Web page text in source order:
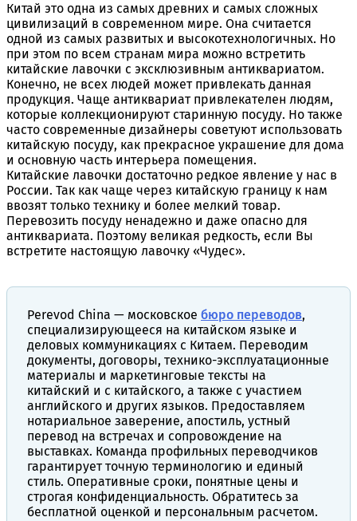
Китай это одна из самых древних и самых сложных
цивилизаций в современном мире. Она считается
одной из самых развитых и высокотехнологичных. Но
при этом по всем странам мира можно встретить
китайские лавочки с эксклюзивным антиквариатом.
Конечно, не всех людей может привлекать данная
продукция. Чаще антиквариат привлекателен людям,
которые коллекционируют старинную посуду. Но также
часто современные дизайнеры советуют использовать
китайскую посуду, как прекрасное украшение для дома
и основную часть интерьера помещения.
Китайские лавочки достаточно редкое явление у нас в
России. Так как чаще через китайскую границу к нам
ввозят только технику и более мелкий товар.
Перевозить посуду ненадежно и даже опасно для
антиквариата. Поэтому великая редкость, если Вы
встретите настоящую лавочку «Чудес».
Perevod China — московское бюро переводов,
специализирующееся на китайском языке и
деловых коммуникациях с Китаем. Переводим
документы, договоры, технико-эксплуатационные
материалы и маркетинговые тексты на
китайский и с китайского, а также с участием
английского и других языков. Предоставляем
нотариальное заверение, апостиль, устный
перевод на встречах и сопровождение на
выставках. Команда профильных переводчиков
гарантирует точную терминологию и единый
стиль. Оперативные сроки, понятные цены и
строгая конфиденциальность. Обратитесь за
бесплатной оценкой и персональным расчетом.